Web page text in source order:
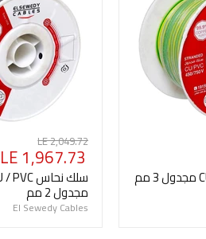
السعر
الأصلي
LE 2,049.72
السعر
الحالي
LE 1,967.73
مجدول 2 مم
El Sewedy Cables
سلك نحاس CU / PVC مجدول 3 مم